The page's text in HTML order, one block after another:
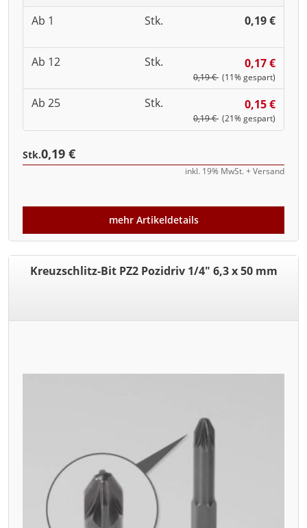
Ab 1
Stk. 0,19 €
Ab 12 Stk. 0,17 €
0,19 € (11% gespart)
Ab 25 Stk. 0,15 €
0,19 € (21% gespart)
Stk.0,19 €
inkl. 19% MwSt. + Versand
mehr Artikeldetails
Kreuzschlitz-Bit PZ2 Pozidriv 1/4" 6,3 x 50 mm